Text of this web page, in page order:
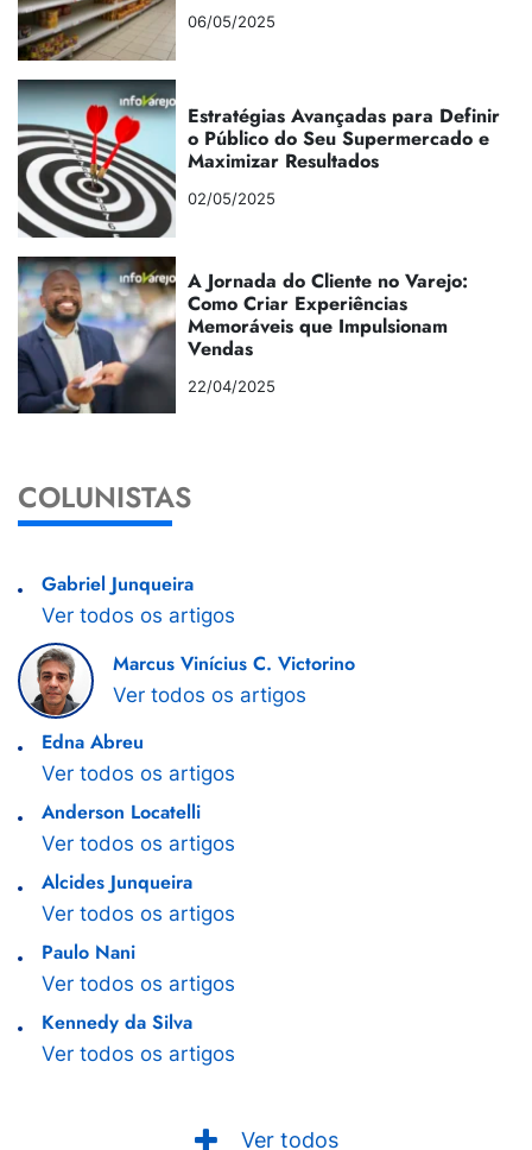
06/05/2025
Estratégias Avançadas para Definir
o Público do Seu Supermercado e
Maximizar Resultados
02/05/2025
A Jornada do Cliente no Varejo:
Como Criar Experiências
Memoráveis que Impulsionam
Vendas
22/04/2025
COLUNISTAS
Gabriel Junqueira
Ver todos os artigos
Marcus Vinícius C. Victorino
Ver todos os artigos
Edna Abreu
Ver todos os artigos
Anderson Locatelli
Ver todos os artigos
Alcides Junqueira
Ver todos os artigos
Paulo Nani
Ver todos os artigos
Kennedy da Silva
Ver todos os artigos
Ver todos